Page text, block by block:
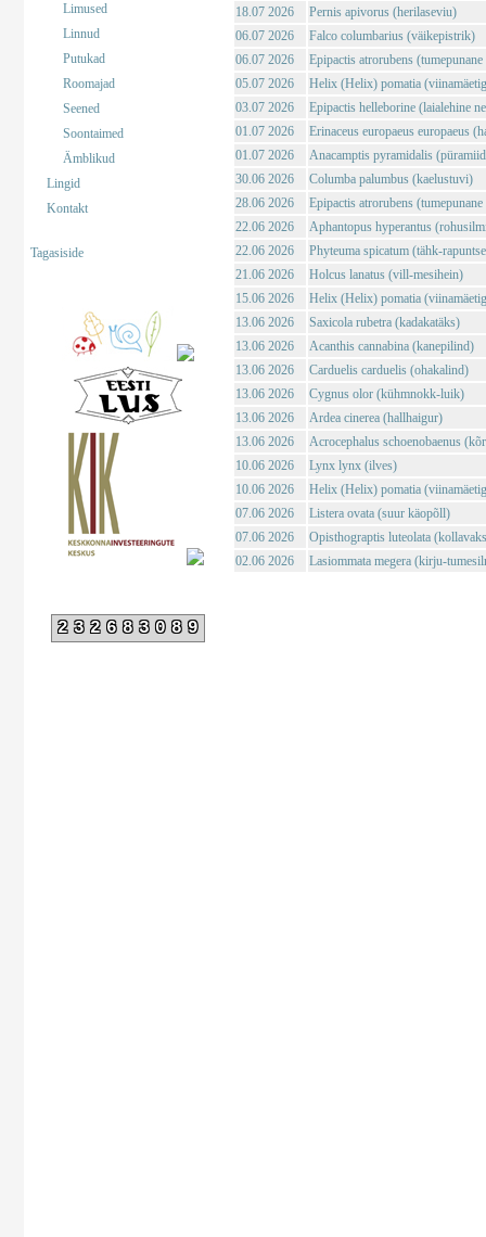
Limused
Linnud
Putukad
Roomajad
Seened
Soontaimed
Ämblikud
Lingid
Kontakt
Tagasiside
232683089
18.07 2026
Pernis apivorus (herilaseviu)
06.07 2026
Falco columbarius (väikepistrik)
06.07 2026
Epipactis atrorubens
05.07 2026
Helix (Helix) pomatia
03.07 2026
Epipactis helleborine (laialehine
01.07 2026
Erinaceus europaeus europaeus
01.07 2026
Anacamptis pyramidalis
30.06 2026
Columba palumbus (kaelustuvi)
28.06 2026
Epipactis atrorubens
22.06 2026
Aphantopus hyperantus
22.06 2026
Phyteuma spicatum (tähk-
21.06 2026
Holcus lanatus (vill-mesihein)
15.06 2026
Helix (Helix) pomatia
13.06 2026
Saxicola rubetra (kadakatäks)
13.06 2026
Acanthis cannabina (kanepilind)
13.06 2026
Carduelis carduelis (ohakalind)
13.06 2026
Cygnus olor (kühmnokk-luik)
13.06 2026
Ardea cinerea (hallhaigur)
13.06 2026
Acrocephalus schoenobaenus
10.06 2026
Lynx lynx (ilves)
10.06 2026
Helix (Helix) pomatia
07.06 2026
Listera ovata (suur käopõll)
07.06 2026
Opisthograptis luteolata
02.06 2026
Lasiommata megera (kirju-